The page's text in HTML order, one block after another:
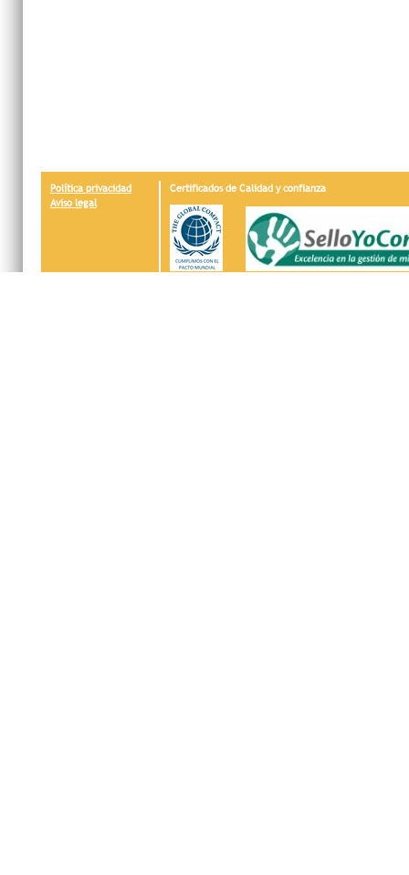
Política privacidad
Aviso legal
Certificados de Calidad y confianza